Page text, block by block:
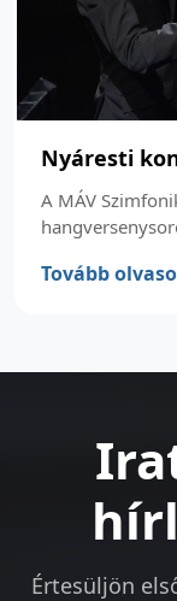
Nyáresti
A MÁV
Tovább
Értesüljön